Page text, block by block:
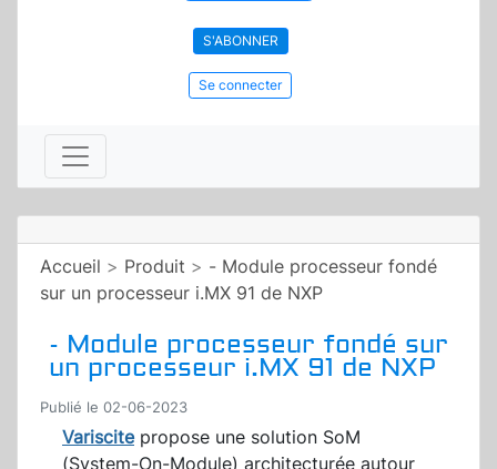
S'ABONNER
Se connecter
Accueil > Produit > - Module processeur fondé
sur un processeur i.MX 91 de NXP
- Module processeur fondé sur
un processeur i.MX 91 de NXP
Publié le 02-06-2023
Variscitepropose une solution SoM
(System-On-Module) architecturée autour